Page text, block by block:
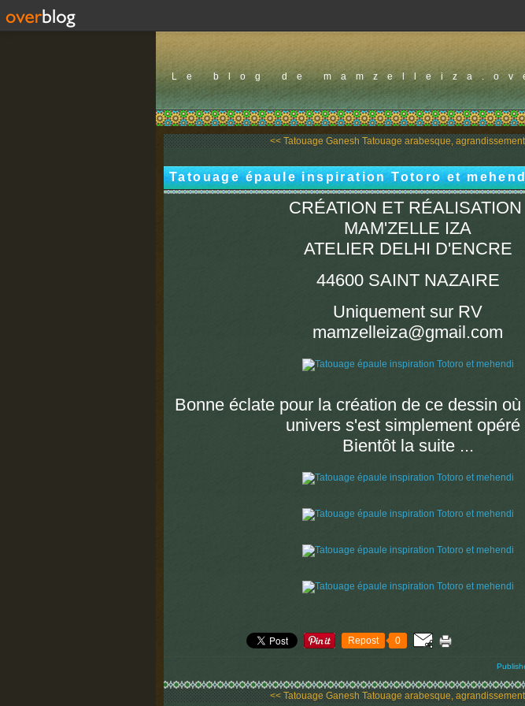
Le blog de
<< Tatouage Ganesh Tatouage arabesque,
Tatouage épaule inspiration Totoro et
CRÉATION ET RÉALISATION
MAM'ZELLE IZA
ATELIER DELHI D'ENCRE
44600 SAINT NAZAIRE
Uniquement sur RV
mamzelleiza@gmail.com
Bonne éclate pour la création de ce dessin
univers s'est simplement opéré
Bientôt la suite ...
Repost 0
<< Tatouage Ganesh Tatouage arabesque,